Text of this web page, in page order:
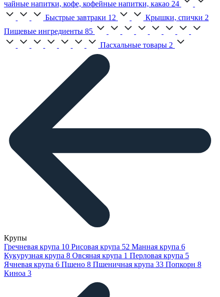
чайные напитки, кофе, кофейные напитки, какао 24
Быстрые завтраки 12 Крышки, спички 2
Пищевые ингредиенты 85
Пасхальные товары 2
Крупы
Гречневая крупа 10 Рисовая крупа 52 Манная крупа 6
Кукурузная крупа 8 Овсяная крупа 1 Перловая крупа 5
Ячневая крупа 6 Пшено 8 Пшеничная крупа 33 Попкорн 8
Киноа 3